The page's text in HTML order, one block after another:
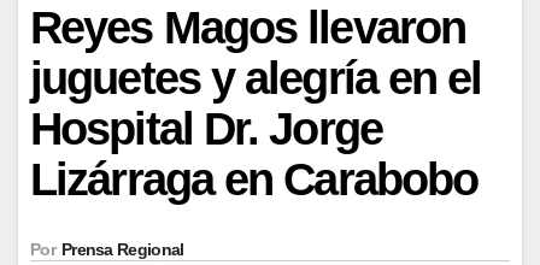
Reyes Magos llevaron
juguetes y alegría en el
Hospital Dr. Jorge
Lizárraga en Carabobo
Por Prensa Regional